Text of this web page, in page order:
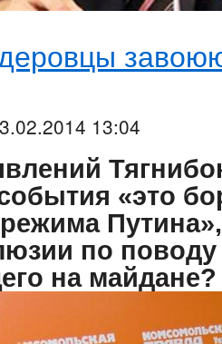
13:04
«это
по
на майдане?